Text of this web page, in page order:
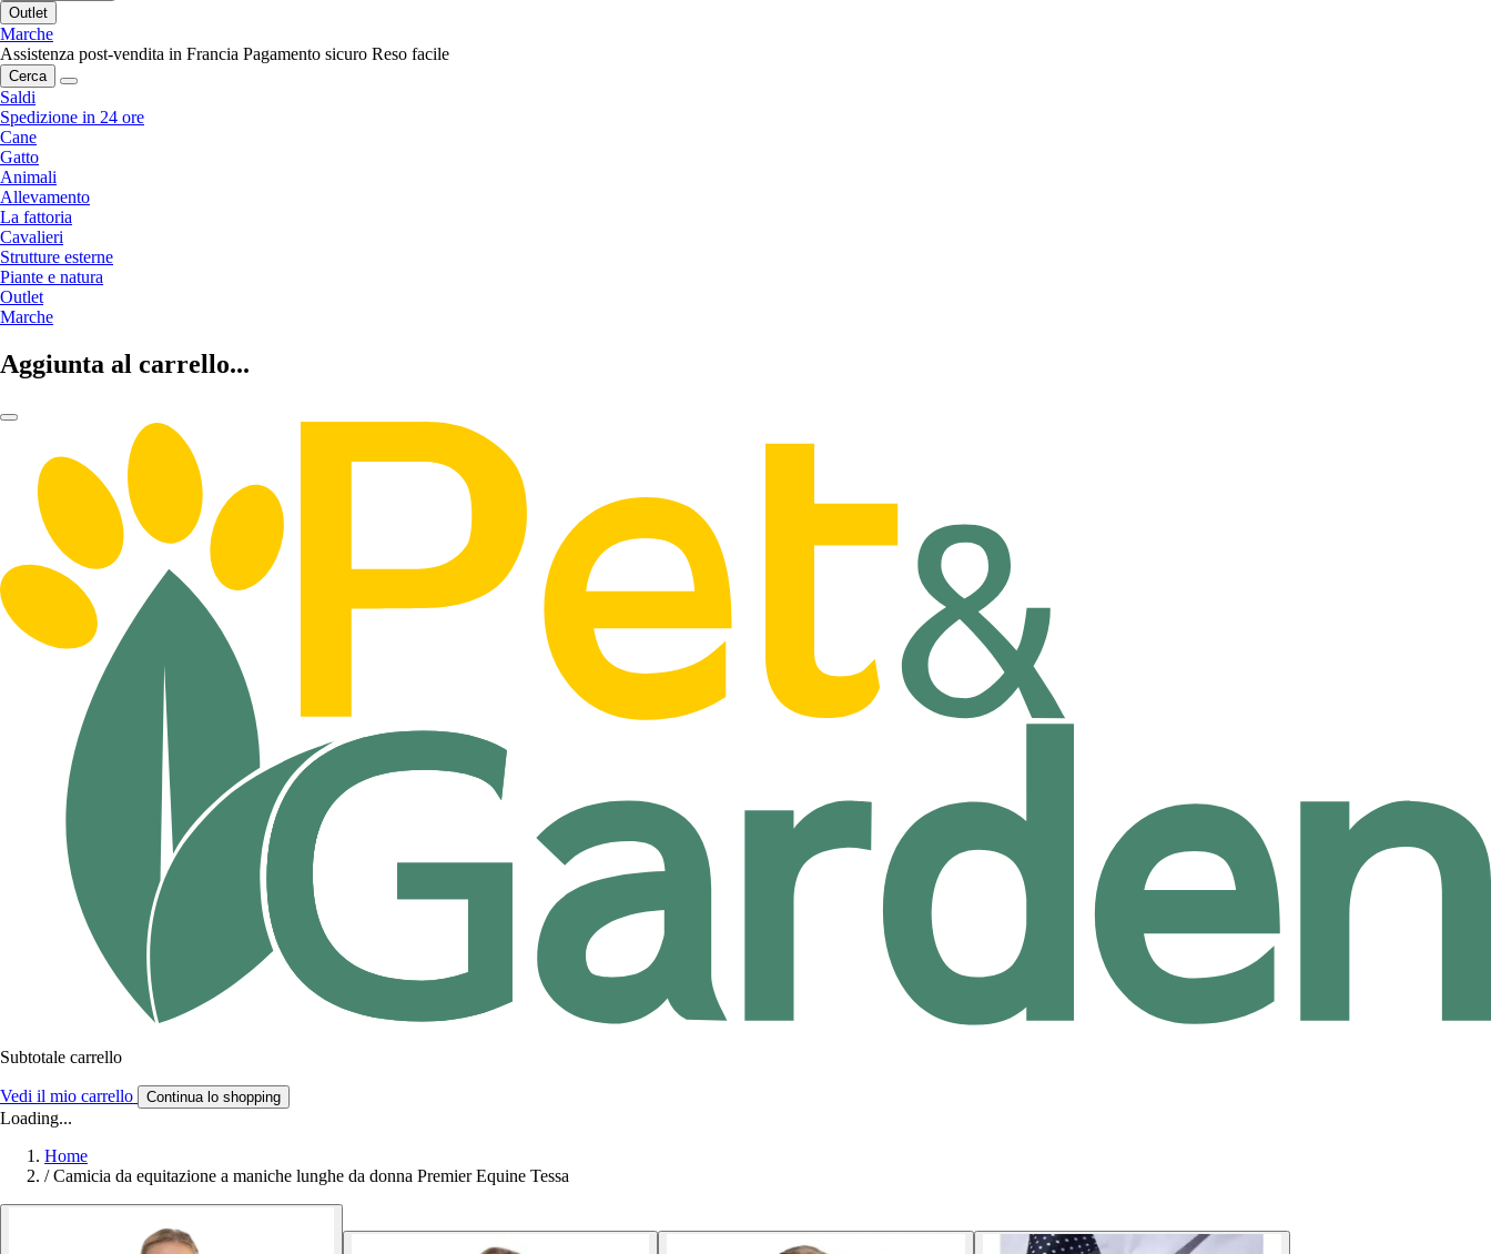
Outlet
Marche
Assistenza post-vendita in Francia Pagamento sicuro Reso facile
Cerca
Saldi
Spedizione in 24 ore
Cane
Gatto
Animali
Allevamento
La fattoria
Cavalieri
Strutture esterne
Piante e natura
Outlet
Marche
Aggiunta al carrello...
Subtotale carrello
Vedi il mio carrello Continua lo shopping
Loading...
Home
/ Camicia da equitazione a maniche lunghe da donna Premier Equine Tessa